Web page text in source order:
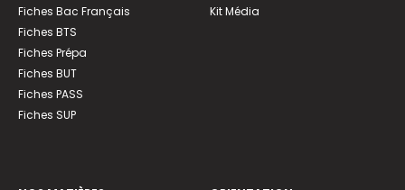
Fiches Bac Français
Fiches BTS
Fiches Prépa
Fiches BUT
Fiches PASS
Fiches SUP
Kit Média